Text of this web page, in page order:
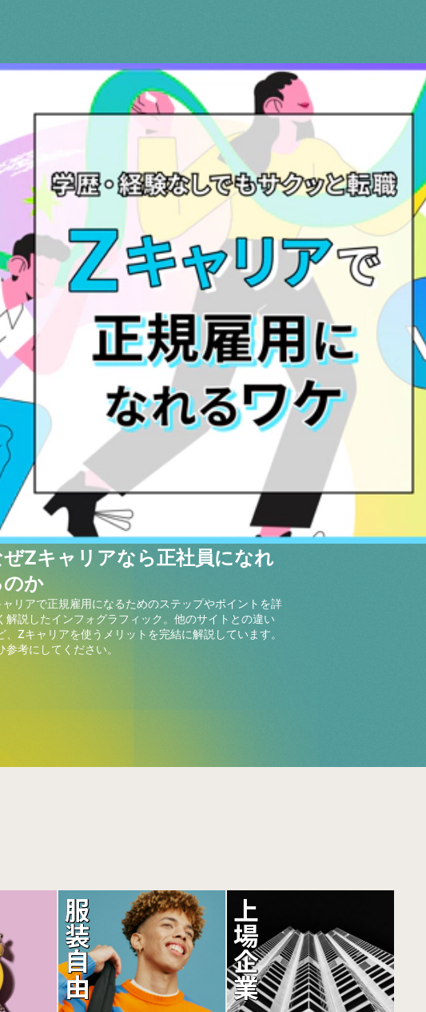
ぜZキャリアなら正社員になれ
のか
リアで正規雇用になるためのステップやポイントを詳
解説したインフォグラフィック。他のサイトとの違い
、Zキャリアを使うメリットを完結に解説しています。
参考にしてください。
服装自由 上場企業